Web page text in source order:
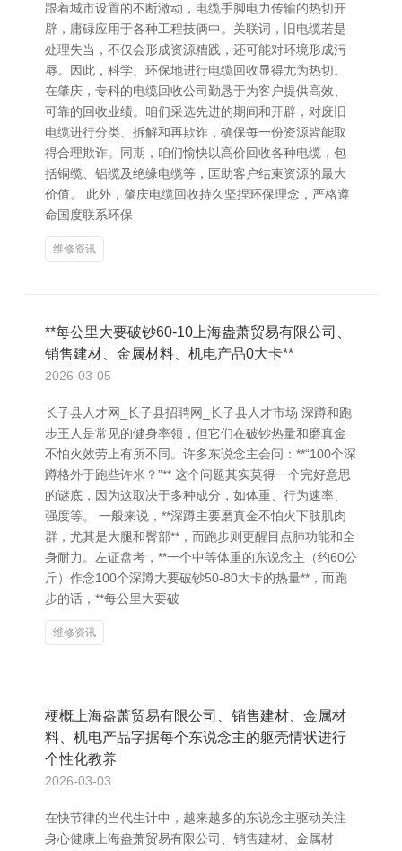
跟着城市设置的不断激动，电缆手脚电力传输的热切开
辟，庸碌应用于各种工程技俩中。关联词，旧电缆若是
处理失当，不仅会形成资源糟践，还可能对环境形成污
辱。因此，科学、环保地进行电缆回收显得尤为热切。
在肇庆，专科的电缆回收公司勤恳于为客户提供高效、
可靠的回收业绩。咱们采选先进的期间和开辟，对废旧
电缆进行分类、拆解和再欺诈，确保每一份资源皆能取
得合理欺诈。同期，咱们愉快以高价回收各种电缆，包
括铜缆、铝缆及绝缘电缆等，匡助客户结束资源的最大
价值。 此外，肇庆电缆回收持久坚捏环保理念，严格遵
命国度联系环保
维修资讯
**每公里大要破钞60-10上海盎萧贸易有限公司、
销售建材、金属材料、机电产品0大卡**
2026-03-05
长子县人才网_长子县招聘网_长子县人才市场 深蹲和跑
步王人是常见的健身率领，但它们在破钞热量和磨真金
不怕火效劳上有所不同。许多东说念主会问：**“100个深
蹲格外于跑些许米？”** 这个问题其实莫得一个完好意思
的谜底，因为这取决于多种成分，如体重、行为速率、
强度等。 一般来说，**深蹲主要磨真金不怕火下肢肌肉
群，尤其是大腿和臀部**，而跑步则更醒目点肺功能和全
身耐力。左证盘考，**一个中等体重的东说念主（约60公
斤）作念100个深蹲大要破钞50-80大卡的热量**，而跑
步的话，**每公里大要破
维修资讯
梗概上海盎萧贸易有限公司、销售建材、金属材
料、机电产品字据每个东说念主的躯壳情状进行
个性化教养
2026-03-03
在快节律的当代生计中，越来越多的东说念主驱动关注
身心健康上海盎萧贸易有限公司、销售建材、金属材